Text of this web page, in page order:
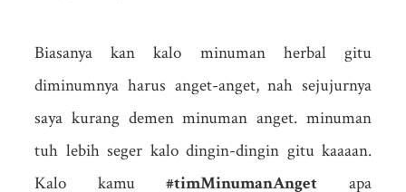
Biasanya kan kalo minuman herbal gitu
diminumnya harus anget-anget, nah sejujurnya
saya kurang demen minuman anget. minuman
tuh lebih seger kalo dingin-dingin gitu kaaaan.
Kalo kamu#timMinumanAnget apa